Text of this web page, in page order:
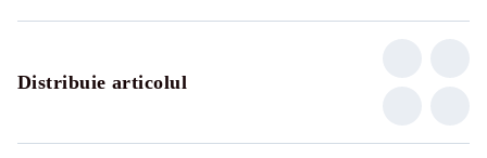
Distribuie articolul